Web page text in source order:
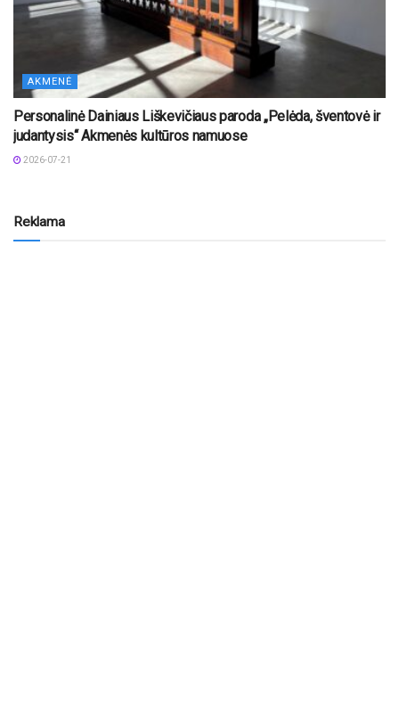
AKMENĖ
Personalinė Dainiaus Liškevičiaus paroda „Pelėda, šventovė ir
judantysis“ Akmenės kultūros namuose
2026-07-21
Reklama